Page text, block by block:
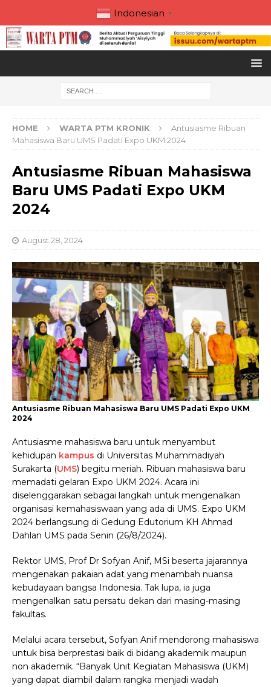
Indonesian ▼
HOME WARTA PTM KRONIK
Antusiasme Ribuan
Mahasiswa Baru UMS Padati Expo UKM 2024
Antusiasme Ribuan Mahasiswa
Baru UMS Padati Expo UKM
2024
August 28, 2024
Antusiasme Ribuan Mahasiswa Baru UMS Padati Expo UKM
2024
Antusiasme mahasiswa baru untuk menyambut
kehidupan kampus di Universitas Muhammadiyah
Surakarta (UMS) begitu meriah. Ribuan mahasiswa baru
memadati gelaran Expo UKM 2024. Acara ini
diselenggarakan sebagai langkah untuk mengenalkan
organisasi kemahasiswaan yang ada di UMS. Expo UKM
2024 berlangsung di Gedung Edutorium KH Ahmad
Dahlan UMS pada Senin (26/8/2024).
Rektor UMS, Prof Dr Sofyan Anif, MSi beserta jajarannya
mengenakan pakaian adat yang menambah nuansa
kebudayaan bangsa Indonesia. Tak lupa, ia juga
mengenalkan satu persatu dekan dari masing-masing
fakultas.
Melalui acara tersebut, Sofyan Anif mendorong mahasiswa
untuk bisa berprestasi baik di bidang akademik maupun
non akademik. “Banyak Unit Kegiatan Mahasiswa (UKM)
yang dapat diambil dalam rangka menjadi wadah